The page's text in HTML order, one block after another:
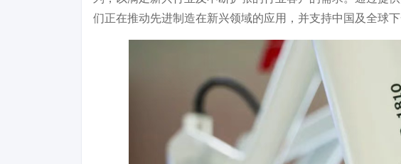
们正在推动先进制造在新兴领域的应用，并支持中国及全球下